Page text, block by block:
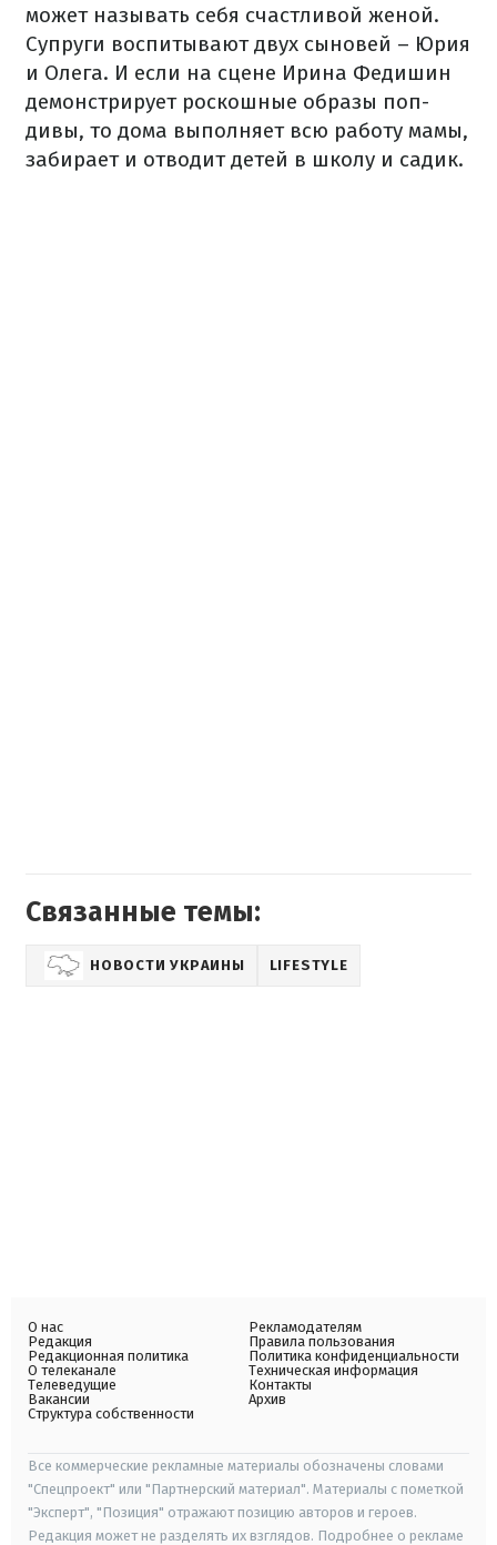
может называть себя счастливой женой.
Супруги воспитывают двух сыновей – Юрия
и Олега. И если на сцене Ирина Федишин
демонстрирует роскошные образы поп-
дивы, то дома выполняет всю работу мамы,
забирает и отводит детей в школу и садик.
Связанные темы:
НОВОСТИ УКРАИНЫ LIFESTYLE
О нас
Редакция
Редакционная политика
О телеканале
Телеведущие
Вакансии
Структура собственности
Рекламодателям
Правила пользования
Политика конфиденциальности
Техническая информация
Контакты
Архив
Все коммерческие рекламные материалы обозначены словами
"Спецпроект" или "Партнерский материал". Материалы с пометкой
"Эксперт", "Позиция" отражают позицию авторов и героев.
Редакция может не разделять их взглядов. Подробнее о рекламе